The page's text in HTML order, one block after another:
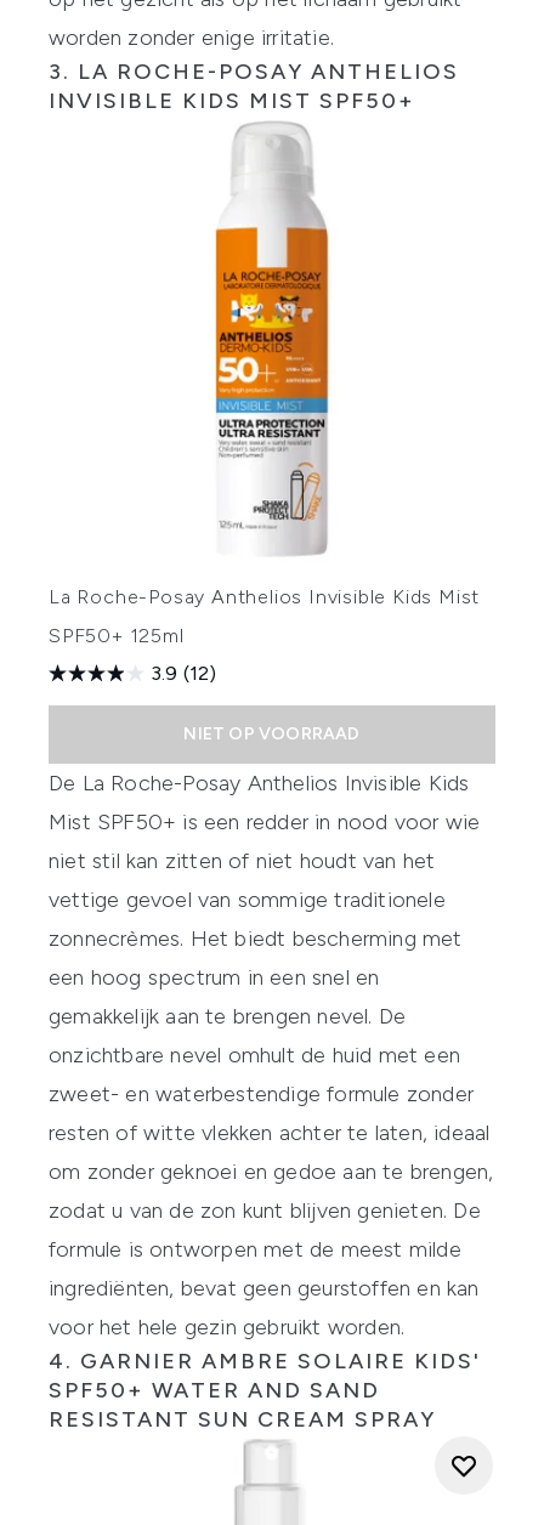
worden zonder enige irritatie.
3. LA ROCHE-POSAY ANTHELIOS
INVISIBLE KIDS MIST SPF50+
La Roche-Posay Anthelios Invisible Kids Mist
SPF50+ 125ml
3.9 (12)
NIET OP VOORRAAD
De La Roche-Posay Anthelios Invisible Kids
Mist SPF50+ is een redder in nood voor wie
niet stil kan zitten of niet houdt van het
vettige gevoel van sommige traditionele
zonnecrèmes. Het biedt bescherming met
een hoog spectrum in een snel en
gemakkelijk aan te brengen nevel. De
onzichtbare nevel omhult de huid met een
zweet- en waterbestendige formule zonder
resten of witte vlekken achter te laten, ideaal
om zonder geknoei en gedoe aan te brengen,
zodat u van de zon kunt blijven genieten. De
formule is ontworpen met de meest milde
ingrediënten, bevat geen geurstoffen en kan
voor het hele gezin gebruikt worden.
4. GARNIER AMBRE SOLAIRE KIDS'
SPF50+ WATER AND SAND
RESISTANT SUN CREAM SPRAY